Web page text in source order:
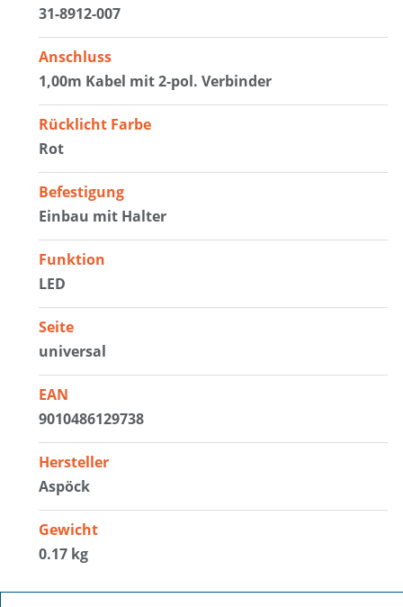
31-8912-007
Anschluss
1,00m Kabel mit 2-pol. Verbinder
Rücklicht Farbe
Rot
Befestigung
Einbau mit Halter
Funktion
LED
Seite
universal
EAN
9010486129738
Hersteller
Aspöck
Gewicht
0.17 kg